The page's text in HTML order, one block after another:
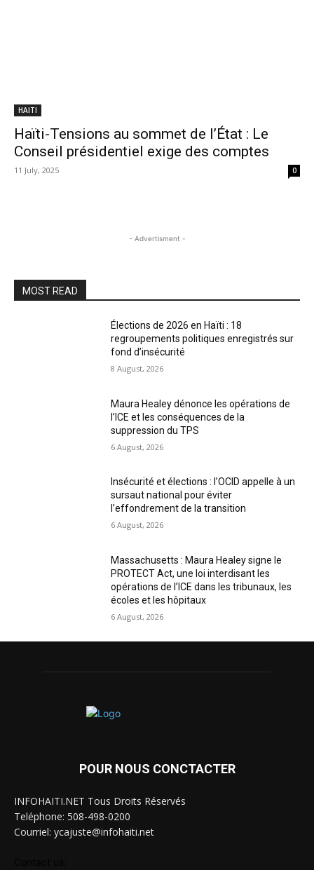
HAITI
Haïti-Tensions au sommet de l’État : Le
Conseil présidentiel exige des comptes
11 July, 2025 0
- Advertisment -
MOST READ
Élections de 2026 en Haïti : 18
regroupements politiques enregistrés sur
fond d’insécurité
8 August, 2026
Maura Healey dénonce les opérations de
l’ICE et les conséquences de la
suppression du TPS
6 August, 2026
Insécurité et élections : l’OCID appelle à un
sursaut national pour éviter
l’effondrement de la transition
6 August, 2026
Massachusetts : Maura Healey signe le
PROTECT Act, une loi interdisant les
opérations de l’ICE dans les tribunaux, les
écoles et les hôpitaux
6 August, 2026
POUR NOUS CONCTACTER
INFOHAITI.NET Tous Droits Réservés
Teléphone: 508-498-0200
Courriel: ycajuste@infohaiti.net